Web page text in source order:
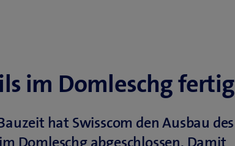
im Domleschg fertig
hat Swisscom den Ausbau des